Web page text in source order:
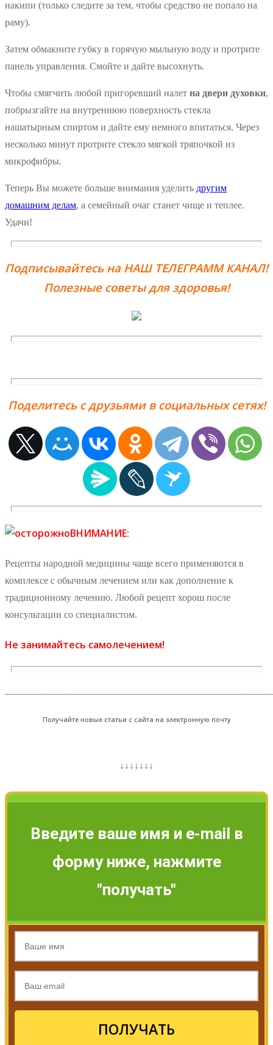
накипи (только следите за тем, чтобы средство не попало на
раму).
Затем обмакните губку в горячую мыльную воду и протрите
панель управления. Смойте и дайте высохнуть.
Чтобы смягчить любой пригоревший налет на двери духовки,
побрызгайте на внутреннюю поверхность стекла
нашатырным спиртом и дайте ему немного впитаться. Через
несколько минут протрите стекло мягкой тряпочкой из
микрофибры.
Теперь Вы можете больше внимания уделить другим
домашним делам, а семейный очаг станет чище и теплее.
Удачи!
Подписывайтесь на НАШ ТЕЛЕГРАММ КАНАЛ!
Полезные советы для здоровья!
Поделитесь с друзьями в социальных сетях!
ВНИМАНИЕ:
Рецепты народной медицины чаще всего применяются в
комплексе с обычным лечением или как дополнение к
традиционному лечению. Любой рецепт хорош после
консультации со специалистом.
Не занимайтесь самолечением!
Получайте новые статьи с сайта на электронную почту
↓↓↓↓↓↓↓
Введите ваше имя и e-mail в
форму ниже, нажмите
"получать"
ПОЛУЧАТЬ